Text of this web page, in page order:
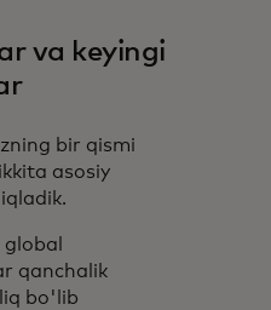
va keyingi
bir qismi
asosiy
qanchalik
bo'lib